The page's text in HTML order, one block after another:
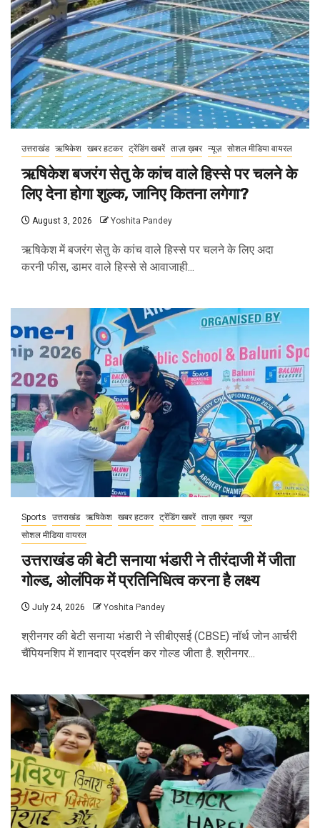
उत्तराखंड ऋषिकेश खबर हटकर ट्रेंडिंग खबरें ताज़ा ख़बर न्यूज़ सोशल मीडिया वायरल
ऋषिकेश बजरंग सेतु के कांच वाले हिस्से पर चलने के
लिए देना होगा शुल्क, जानिए कितना लगेगा?
August 3, 2026 Yoshita Pandey
ऋषिकेश में बजरंग सेतु के कांच वाले हिस्से पर चलने के लिए अदा
करनी फीस, डामर वाले हिस्से से आवाजाही...
Sports उत्तराखंड ऋषिकेश खबर हटकर ट्रेंडिंग खबरें ताज़ा ख़बर न्यूज़
सोशल मीडिया वायरल
उत्तराखंड की बेटी सनाया भंडारी ने तीरंदाजी में जीता
गोल्ड, ओलंपिक में प्रतिनिधित्व करना है लक्ष्य
July 24, 2026 Yoshita Pandey
श्रीनगर की बेटी सनाया भंडारी ने सीबीएसई (CBSE) नॉर्थ जोन आर्चरी
चैंपियनशिप में शानदार प्रदर्शन कर गोल्ड जीता है. श्रीनगर...